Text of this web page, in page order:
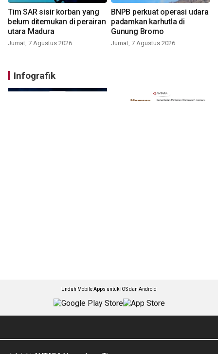
Tim SAR sisir korban yang
belum ditemukan di perairan
utara Madura
Jumat, 7 Agustus 2026
BNPB perkuat operasi udara
padamkan karhutla di
Gunung Bromo
Jumat, 7 Agustus 2026
Infografik
Unduh Mobile Apps untuk iOS dan Android